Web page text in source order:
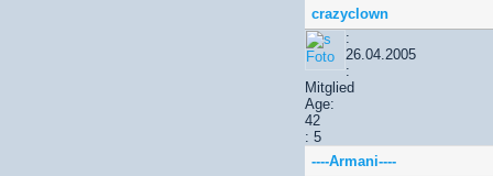
crazyclown
:
26.04.2005
:
Mitglied
Age:
42
: 5
----Armani----